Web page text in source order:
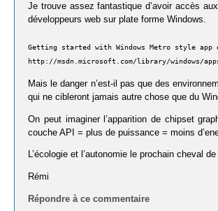
Je trouve assez fantastique d’avoir accès
développeurs web sur plate forme Windows.
Getting started with Windows Metro style app
http://msdn.microsoft.com/library/windows/
Mais le danger n’est-il pas que des
qui ne cibleront jamais autre chose que du
On peut imaginer l’apparition de chipset
couche API = plus de puissance = moins
L’écologie et l’autonomie le prochain cheval
Rémi
Répondre à ce commentaire